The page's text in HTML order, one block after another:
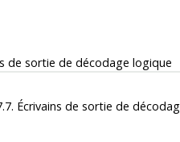
de sortie de décodage logique
Écrivains de sortie de